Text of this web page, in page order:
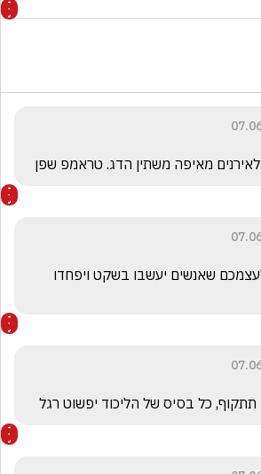
מאיפה משתין הדג. טראמפ שפן
כל בסיס של הליכוד יפשוט רגל